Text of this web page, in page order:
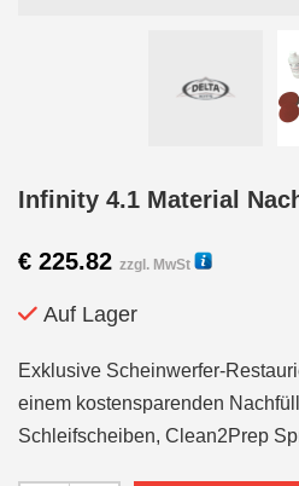
Infinity 4.1 Material
€ 225.82 zzgl. MwSt
Auf Lager
Exklusive Scheinwerfer-
einem kostensparenden
Schleifscheiben, Clean2Prep